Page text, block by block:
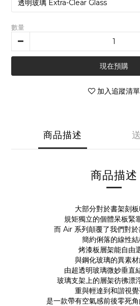
數量
現在預購
加入追蹤清單
商品描述
商品描述
大部分對於書架刻
規矩獨立的個體呆板緊
而 Air 系列顛覆了我們對
簡約俐落的線性
烤漆板層架能自由
與鋼化玻璃的異素
由超透明玻璃微妙垂直
玻璃支架上的層架彷彿漂
重與輕達到和諧視
是一款帶有空氣感前後零死角